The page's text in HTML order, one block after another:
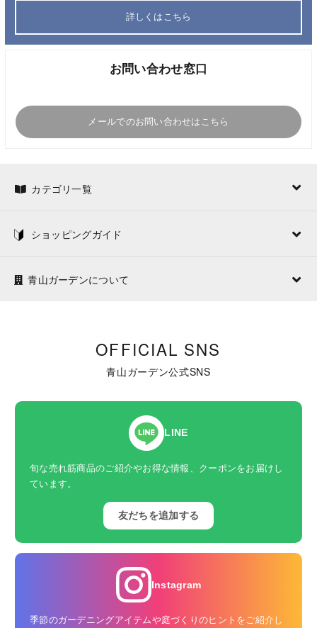
詳しくはこちら
お問い合わせ窓口
メールでのお問い合わせはこちら
カテゴリ一覧
ショッピングガイド
青山ガーデンについて
OFFICIAL SNS
青山ガーデン公式SNS
LINE
旬な売れ筋商品のご紹介やお得な情報、クーポンをお届けし
ています。
友だちを追加する
Instagram
季節のガーデニングアイテムや庭づくりのヒントをご紹介し